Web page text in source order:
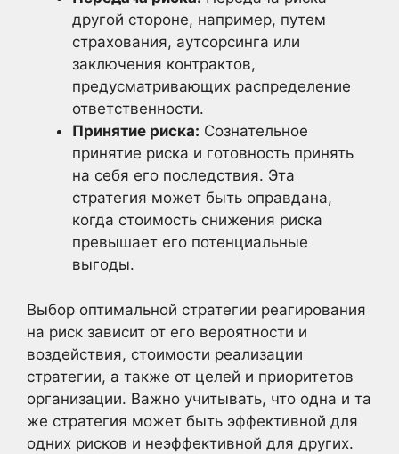
другой стороне, например, путем
страхования, аутсорсинга или
заключения контрактов,
предусматривающих распределение
ответственности.
Принятие риска: Сознательное
принятие риска и готовность принять
на себя его последствия. Эта
стратегия может быть оправдана,
когда стоимость снижения риска
превышает его потенциальные
выгоды.
Выбор оптимальной стратегии реагирования
на риск зависит от его вероятности и
воздействия, стоимости реализации
стратегии, а также от целей и приоритетов
организации. Важно учитывать, что одна и та
же стратегия может быть эффективной для
одних рисков и неэффективной для других.